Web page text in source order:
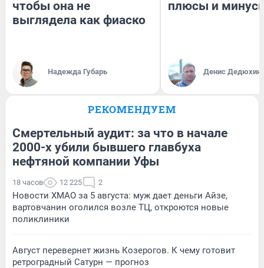
чтобы она не
выглядела как фиаско
Надежда Губарь
плюсы и
Денис Дедюхин
РЕКОМЕНДУЕМ
Смертельный аудит: за что в начале
2000-х убили бывшего главбуха
нефтяной компании Уфы
18 часов 12 225 2
Новости ХМАО за 5 августа: муж дает деньги Айзе,
вартовчанин оголился возле ТЦ, откроются новые
поликлиники
Август перевернет жизнь Козерогов. К чему готовит
ретроградный Сатурн — прогноз